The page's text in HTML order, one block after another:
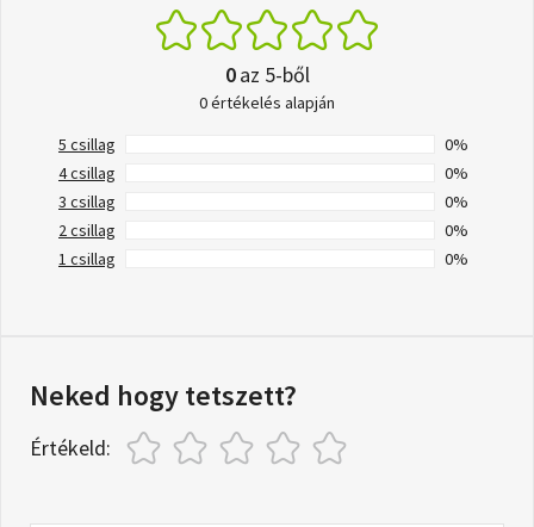
0az 5-ből
0 értékelés alapján
5 csillag
0%
4 csillag
0%
3 csillag
0%
2 csillag
0%
1 csillag
0%
Neked hogy tetszett?
Értékeld: